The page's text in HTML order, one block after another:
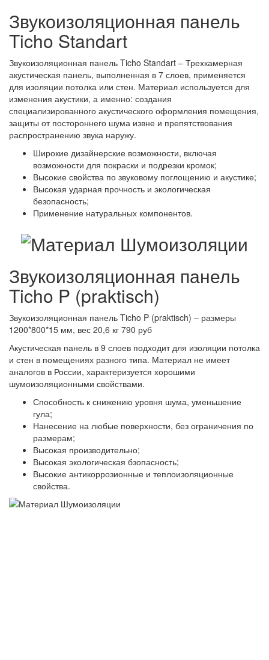
Звукоизоляционная панель
Ticho Standart
Звукоизоляционная панель Ticho Standart – Трехкамерная
акустическая панель, выполненная в 7 слоев, применяется
для изоляции потолка или стен. Материал используется для
изменения акустики, а именно: создания
специализированного акустического оформления помещения,
защиты от постороннего шума извне и препятствования
распространению звука наружу.
Широкие дизайнерские возможности, включая
возможности для покраски и подрезки кромок;
Высокие свойства по звуковому поглощению и акустике;
Высокая ударная прочность и экологическая
безопасность;
Применение натуральных компонентов.
Звукоизоляционная панель
Ticho P (praktisch)
Звукоизоляционная панель Ticho P (praktisch) – размеры
1200*800*15 мм, вес 20,6 кг 790 руб
Акустическая панель в 9 слоев подходит для изоляции потолка
и стен в помещениях разного типа. Материал не имеет
аналогов в России, характеризуется хорошими
шумоизоляционными свойствами.
Способность к снижению уровня шума, уменьшение
гула;
Нанесение на любые поверхности, без ограничения по
размерам;
Высокая производительно;
Высокая экологическая бзопасность;
Высокие антикоррозионные и теплоизоляционные
свойства.